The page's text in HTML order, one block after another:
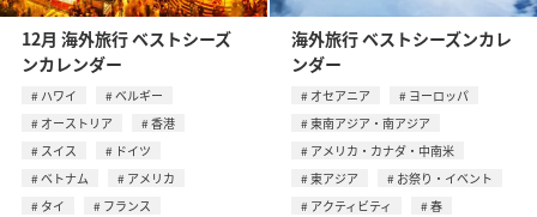
12月 海外旅行 ベストシーズ
ンカレンダー
ハワイ
ベルギー
オーストリア
香港
スイス
ドイツ
ベトナム
アメリカ
タイ
フランス
海外旅行 ベストシーズンカレ
ンダー
オセアニア
ヨーロッパ
東南アジア・南アジア
アメリカ・カナダ・中南米
東アジア
お祭り・イベント
アクティビティ
春